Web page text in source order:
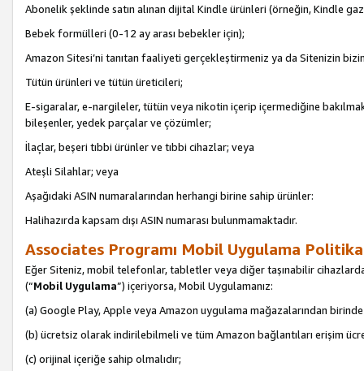
Abonelik şeklinde satın alınan dijital Kindle ürünleri (örneğin, Kindle
Bebek formülleri (0-12 ay arası bebekler için);
Amazon Sitesi’ni tanıtan faaliyeti gerçekleştirmeniz ya da Sitenizin
Tütün ürünleri ve tütün üreticileri;
E-sigaralar, e-nargileler, tütün veya nikotin içerip içermediğine
bileşenler, yedek parçalar ve çözümler;
İlaçlar, beşeri tıbbi ürünler ve tıbbi cihazlar; veya
Ateşli Silahlar; veya
Aşağıdaki ASIN numaralarından herhangi birine sahip ürünler:
Halihazırda kapsam dışı ASIN numarası bulunmamaktadır.
Associates Programı Mobil Uygulama
Eğer Siteniz, mobil telefonlar, tabletler veya diğer taşınabilir
(“Mobil Uygulama”) içeriyorsa, Mobil Uygulamanız:
(a) Google Play, Apple veya Amazon uygulama mağazalarından birinde
(b) ücretsiz olarak indirilebilmeli ve tüm Amazon bağlantıları erişim
(c) orijinal içeriğe sahip olmalıdır;